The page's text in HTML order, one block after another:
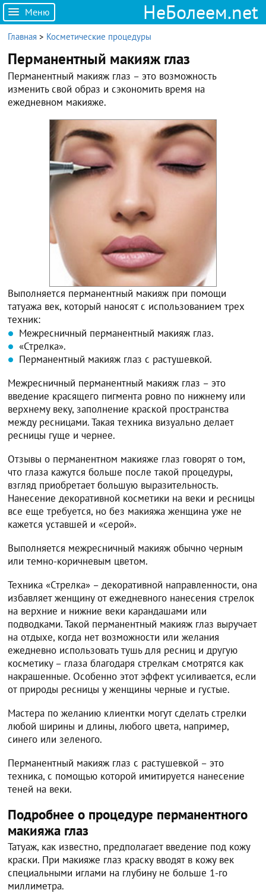
Меню НеБолеем.net
Главная > Косметические процедуры
Перманентный макияж глаз
Перманентный макияж глаз – это возможность
изменить свой образ и сэкономить время на
ежедневном макияже.
Выполняется перманентный макияж при помощи
татуажа век, который наносят с использованием трех
техник:
Межресничный перманентный макияж глаз.
«Стрелка».
Перманентный макияж глаз с растушевкой.
Межресничный перманентный макияж глаз – это
введение красящего пигмента ровно по нижнему или
верхнему веку, заполнение краской пространства
между ресницами. Такая техника визуально делает
ресницы гуще и чернее.
Отзывы о перманентном макияже глаз говорят о том,
что глаза кажутся больше после такой процедуры,
взгляд приобретает большую выразительность.
Нанесение декоративной косметики на веки и ресницы
все еще требуется, но без макияжа женщина уже не
кажется уставшей и «серой».
Выполняется межресничный макияж обычно черным
или темно-коричневым цветом.
Техника «Стрелка» – декоративной направленности, она
избавляет женщину от ежедневного нанесения стрелок
на верхние и нижние веки карандашами или
подводками. Такой перманентный макияж глаз выручает
на отдыхе, когда нет возможности или желания
ежедневно использовать тушь для ресниц и другую
косметику – глаза благодаря стрелкам смотрятся как
накрашенные. Особенно этот эффект усиливается, если
от природы ресницы у женщины черные и густые.
Мастера по желанию клиентки могут сделать стрелки
любой ширины и длины, любого цвета, например,
синего или зеленого.
Перманентный макияж глаз с растушевкой – это
техника, с помощью которой имитируется нанесение
теней на веки.
Подробнее о процедуре перманентного
макияжа глаз
Татуаж, как известно, предполагает введение под кожу
краски. При макияже глаз краску вводят в кожу век
специальными иглами на глубину не больше 1-го
миллиметра.